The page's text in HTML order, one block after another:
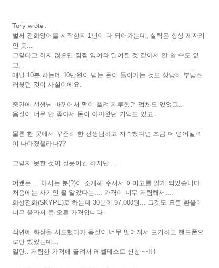
Tony wrote..
벌써 전화영어를 시작한지 1년이 다 되어가는데, 실력은 항상 제자리
인 듯...
그렇다고 하지 않으면 점점 영어와 멀어질 것 같아서 안 할 수도 없
고...
매달 10분 하는데 10만원이 넘는 돈이 들어가는 것도 상당히 부담스
러웠던 것이 사실이에요.
중간에 선생님 바뀌어서 맥이 풀려 지루했던 업체도 있었고..
음질이 너무 안 좋아서 돈이 아까웠던 기억도 있고..
물론 한 곳에서 꾸준히 한 선생님하고 지속했다면 조금 더 영어실력
이 나아졌을라나??
그렇지 못한 것이 잘못이긴 하지만.....
어쨌든.... 아시는 분(?)이 소개해 주셔서 아미고를 알게 되었습니다.
처음에는 사기인 줄 알았다는.... 가격이 너무 저렴해서....
화상전화(SKYPE)로 하는데 30분에 97,000원... 그것도 요즘 환율이
너무 올라서 좀 오른 가격입니다.
작년에 화상을 시도했다가 음질이 너무 떨어져서 포기하고 핸드폰으
로만 했었는데...
일단.. 저렴한 가격에 끌려서 레벨테스트 신청~~!!!!